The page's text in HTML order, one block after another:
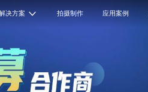
决方案 拍摄制作 应用案例